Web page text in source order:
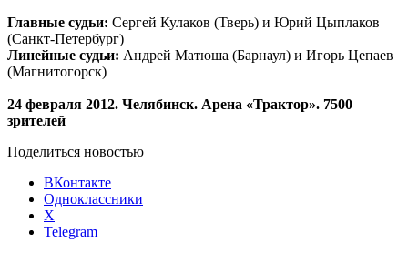
Главные судьи: Сергей Кулаков (Тверь) и Юрий Цыплаков
(Санкт-Петербург)
Линейные судьи: Андрей Матюша (Барнаул) и Игорь Цепаев
(Магнитогорск)
24 февраля 2012. Челябинск. Арена «Трактор». 7500
зрителей
Поделиться новостью
ВКонтакте
Одноклассники
X
Telegram